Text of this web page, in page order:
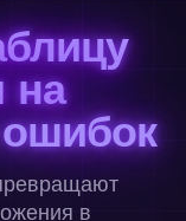
на
в